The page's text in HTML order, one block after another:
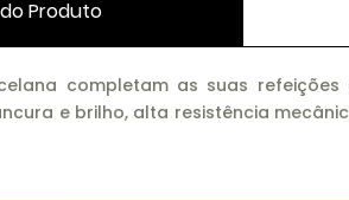
Produto
completam as suas
e brilho, alta resistência